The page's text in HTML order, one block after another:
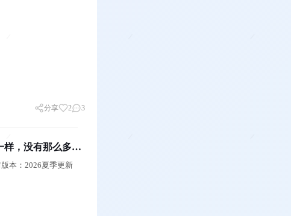
分享 2 3
样，没有那么多黑
本：2026夏季更新